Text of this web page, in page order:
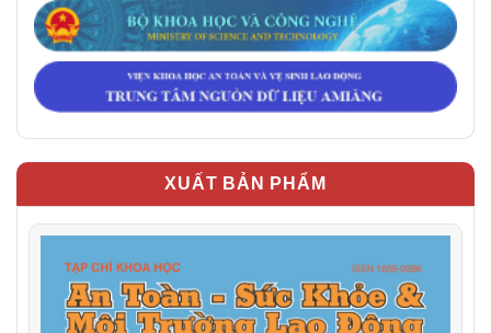
XUẤT BẢN PHẨM